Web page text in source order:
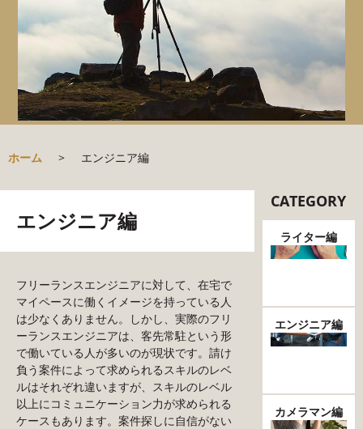
ホーム > エンジニア編
エンジニア編
フリーランスエンジニアに対して、在宅で
マイペースに働くイメージを持っている人
は少なくありません。しかし、実際のフリ
ーランスエンジニアは、客先常駐という形
で働いている人が多いのが現状です。請け
負う案件によって求められるスキルのレベ
ルはそれぞれ違いますが、スキルのレベル
以上にコミュニケーション力が求められる
ケースもあります。案件探しに自信がない
CATEGORY
ライター編
エンジニア編
カメラマン編